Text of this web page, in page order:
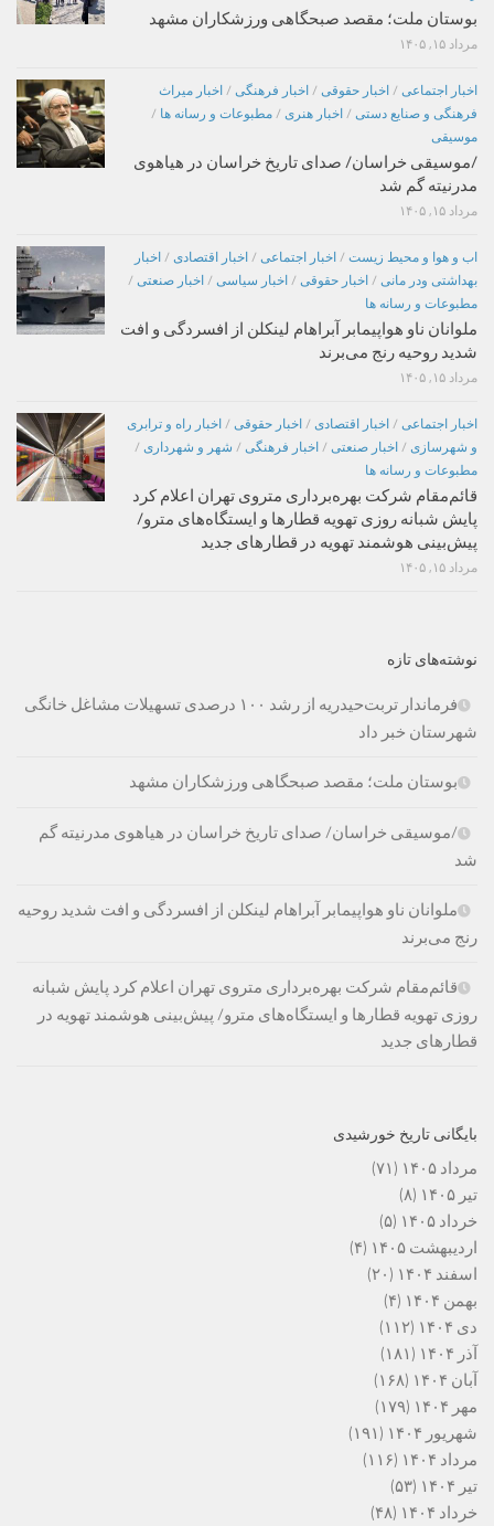
بوستان ملت؛ مقصد صبحگاهی ورزشکاران مشهد
مرداد ۱۵, ۱۴۰۵
اخبار اجتماعی / اخبار حقوقی / اخبار فرهنگی / اخبار میراث
فرهنگی و صنایع دستی / اخبار هنری / مطبوعات و رسانه ها /
موسیقی
/موسیقی خراسان/ صدای تاریخ خراسان در هیاهوی
مدرنیته گم شد
مرداد ۱۵, ۱۴۰۵
اب و هوا و محیط زیست / اخبار اجتماعی / اخبار اقتصادی / اخبار
بهداشتی ودر مانی / اخبار حقوقی / اخبار سیاسی / اخبار صنعتی /
مطبوعات و رسانه ها
ملوانان ناو هواپیمابر آبراهام لینکلن از افسردگی و افت
شدید روحیه رنج می‌برند
مرداد ۱۵, ۱۴۰۵
اخبار اجتماعی / اخبار اقتصادی / اخبار حقوقی / اخبار راه و ترابری
و شهرسازی / اخبار صنعتی / اخبار فرهنگی / شهر و شهرداری /
مطبوعات و رسانه ها
قائم‌مقام شرکت بهره‌برداری متروی تهران اعلام کرد
پایش شبانه روزی تهویه قطارها و ایستگاه‌های مترو/
پیش‌بینی هوشمند تهویه در قطارهای جدید
مرداد ۱۵, ۱۴۰۵
نوشته‌های تازه
فرماندار تربت‌حیدریه از رشد ۱۰۰ درصدی تسهیلات مشاغل خانگی
شهرستان خبر داد
بوستان ملت؛ مقصد صبحگاهی ورزشکاران مشهد
/موسیقی خراسان/ صدای تاریخ خراسان در هیاهوی مدرنیته گم
شد
ملوانان ناو هواپیمابر آبراهام لینکلن از افسردگی و افت شدید روحیه
رنج می‌برند
قائم‌مقام شرکت بهره‌برداری متروی تهران اعلام کرد پایش شبانه
روزی تهویه قطارها و ایستگاه‌های مترو/ پیش‌بینی هوشمند تهویه در
قطارهای جدید
بایگانی تاریخ خورشیدی
مرداد ۱۴۰۵
(۷۱)
تیر ۱۴۰۵
(۸)
خرداد ۱۴۰۵
(۵)
اردیبهشت ۱۴۰۵
(۴)
اسفند ۱۴۰۴
(۲۰)
بهمن ۱۴۰۴
(۴)
دی ۱۴۰۴
(۱۱۲)
آذر ۱۴۰۴
(۱۸۱)
آبان ۱۴۰۴
(۱۶۸)
مهر ۱۴۰۴
(۱۷۹)
شهریور ۱۴۰۴
(۱۹۱)
مرداد ۱۴۰۴
(۱۱۶)
تیر ۱۴۰۴
(۵۳)
خرداد ۱۴۰۴
(۴۸)